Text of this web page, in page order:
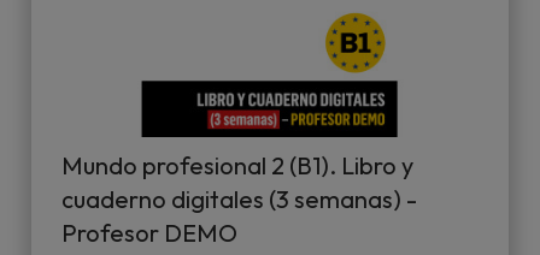
Mundo profesional 2 (B1). Libro y
cuaderno digitales (3 semanas) -
Profesor DEMO